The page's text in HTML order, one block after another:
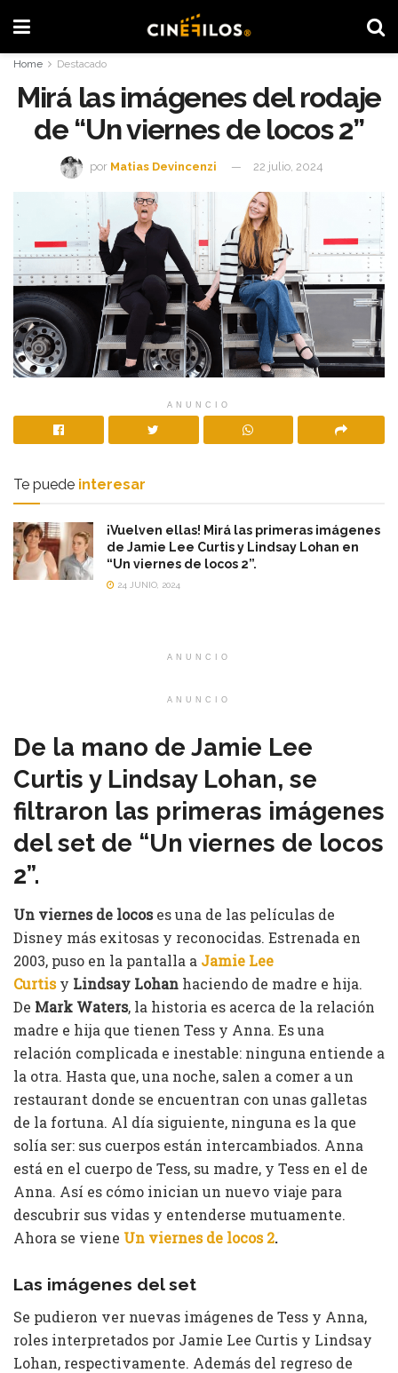
Home Destacado
Mirá las imágenes del rodaje
de “Un viernes de locos 2”
por Matias Devincenzi 22 julio, 2024
ANUNCIO
Te puede interesar
¡Vuelven ellas! Mirá las primeras imágenes
de Jamie Lee Curtis y Lindsay Lohan en
“Un viernes de locos 2”.
24 JUNIO, 2024
ANUNCIO
ANUNCIO
De la mano de Jamie Lee
Curtis y Lindsay Lohan, se
filtraron las primeras imágenes
del set de “Un viernes de locos
2”.
Un viernes de locoses una de las películas de
Disney más exitosas y reconocidas. Estrenada en
2003, puso en la pantalla a Jamie Lee
Curtisy Lindsay Lohan haciendo de madre e hija.
De Mark Waters, la historia es acerca de la relación
madre e hija que tienen Tess y Anna. Es una
relación complicada e inestable: ninguna entiende a
la otra. Hasta que, una noche, salen a comer a un
restaurant donde se encuentran con unas galletas
de la fortuna. Al día siguiente, ninguna es la que
solía ser: sus cuerpos están intercambiados. Anna
está en el cuerpo de Tess, su madre, y Tess en el de
Anna. Así es cómo inician un nuevo viaje para
descubrir sus vidas y entenderse mutuamente.
Ahora se viene Un viernes de locos 2.
Las imágenes del set
Se pudieron ver nuevas imágenes de Tess y Anna,
roles interpretados por Jamie Lee Curtis y Lindsay
Lohan, respectivamente. Además del regreso de